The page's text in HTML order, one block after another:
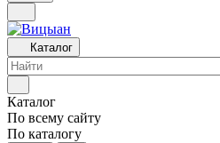
Каталог
Каталог
По всему сайту
По каталогу